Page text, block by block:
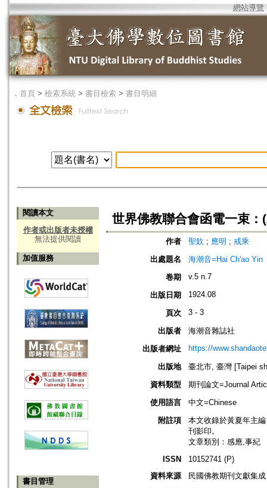
網站導覽
． 首頁 > 檢索系統 > 書目檢索 > 書目明細
閱讀本文
作者或出版者未授權
無法提供閱讀
加值服務
書目管理
世界佛教聯合會函電一束
作者 聖欽 ; 應明 ; 戒乘
出處題名
海潮音=Hai Ch'ao Yin
卷期
v.5 n.7
出版日期 1924.08
頁次 3 - 3
出版者
海潮音雜誌社
出版者網址
https://
出版地
臺北市, 臺灣 [Taipei
資料類型
期刊論文=Journal
使用語言
中文=Chinese
附註項
本文收錄於黃夏年主
刊影印。
文章類別：感應,事紀
ISSN
10152741 (P)
資料來源
民國佛教期刊文獻集